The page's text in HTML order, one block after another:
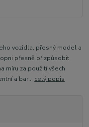
vozidla, přesný model a
přesně přizpůsobit
míru za použití všech
a bar... celý popis